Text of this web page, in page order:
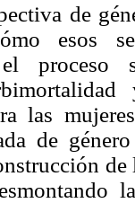
de
esos
proceso
las
de